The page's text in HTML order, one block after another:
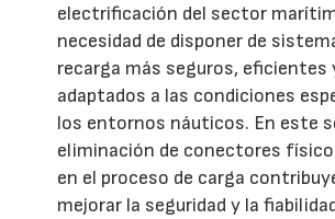
electrificación del sector
necesidad de disponer de
recarga más seguros, eficientes
adaptados a las condiciones
los entornos náuticos. En este
eliminación de conectores
en el proceso de carga
mejorar la seguridad y la